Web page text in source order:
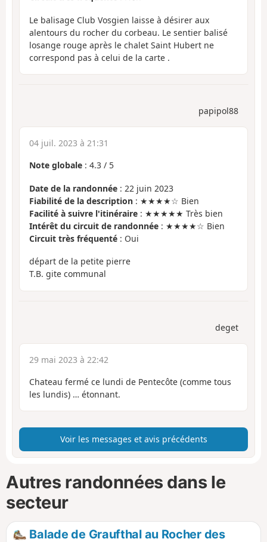
Le balisage Club Vosgien laisse à désirer aux
alentours du rocher du corbeau. Le sentier balisé
losange rouge après le chalet Saint Hubert ne
correspond pas à celui de la carte .
papipol88
04 juil. 2023 à 21:31
Note globale : 4.3 / 5
Date de la randonnée : 22 juin 2023
Fiabilité de la description : ★★★★☆ Bien
Facilité à suivre l'itinéraire : ★★★★★ Très bien
Intérêt du circuit de randonnée : ★★★★☆ Bien
Circuit très fréquenté : Oui
départ de la petite pierre
T.B. gite communal
deget
29 mai 2023 à 22:42
Chateau fermé ce lundi de Pentecôte (comme tous
les lundis) … étonnant.
Voir les messages et avis précédents
Autres randonnées dans le
secteur
Balade de Graufthal au Rocher des